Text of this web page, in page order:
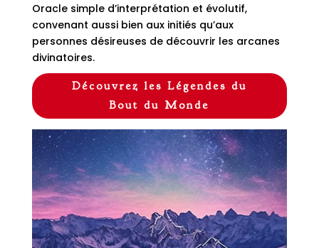
Oracle simple d’interprétation et évolutif,
convenant aussi bien aux initiés qu’aux
personnes désireuses de découvrir les arcanes
divinatoires.
Découvrez les Légendes du
Bout du Monde